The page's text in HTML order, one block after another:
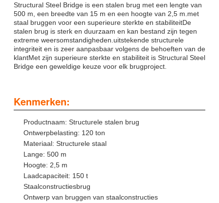
Structural Steel Bridge is een stalen brug met een lengte van
500 m, een breedte van 15 m en een hoogte van 2,5 m.met
staal bruggen voor een superieure sterkte en stabiliteitDe
stalen brug is sterk en duurzaam en kan bestand zijn tegen
extreme weersomstandigheden.uitstekende structurele
integriteit en is zeer aanpasbaar volgens de behoeften van de
klantMet zijn superieure sterkte en stabiliteit is Structural Steel
Bridge een geweldige keuze voor elk brugproject.
Kenmerken:
Productnaam: Structurele stalen brug
Ontwerpbelasting: 120 ton
Materiaal: Structurele staal
Lange: 500 m
Hoogte: 2,5 m
Laadcapaciteit: 150 t
Staalconstructiesbrug
Ontwerp van bruggen van staalconstructies